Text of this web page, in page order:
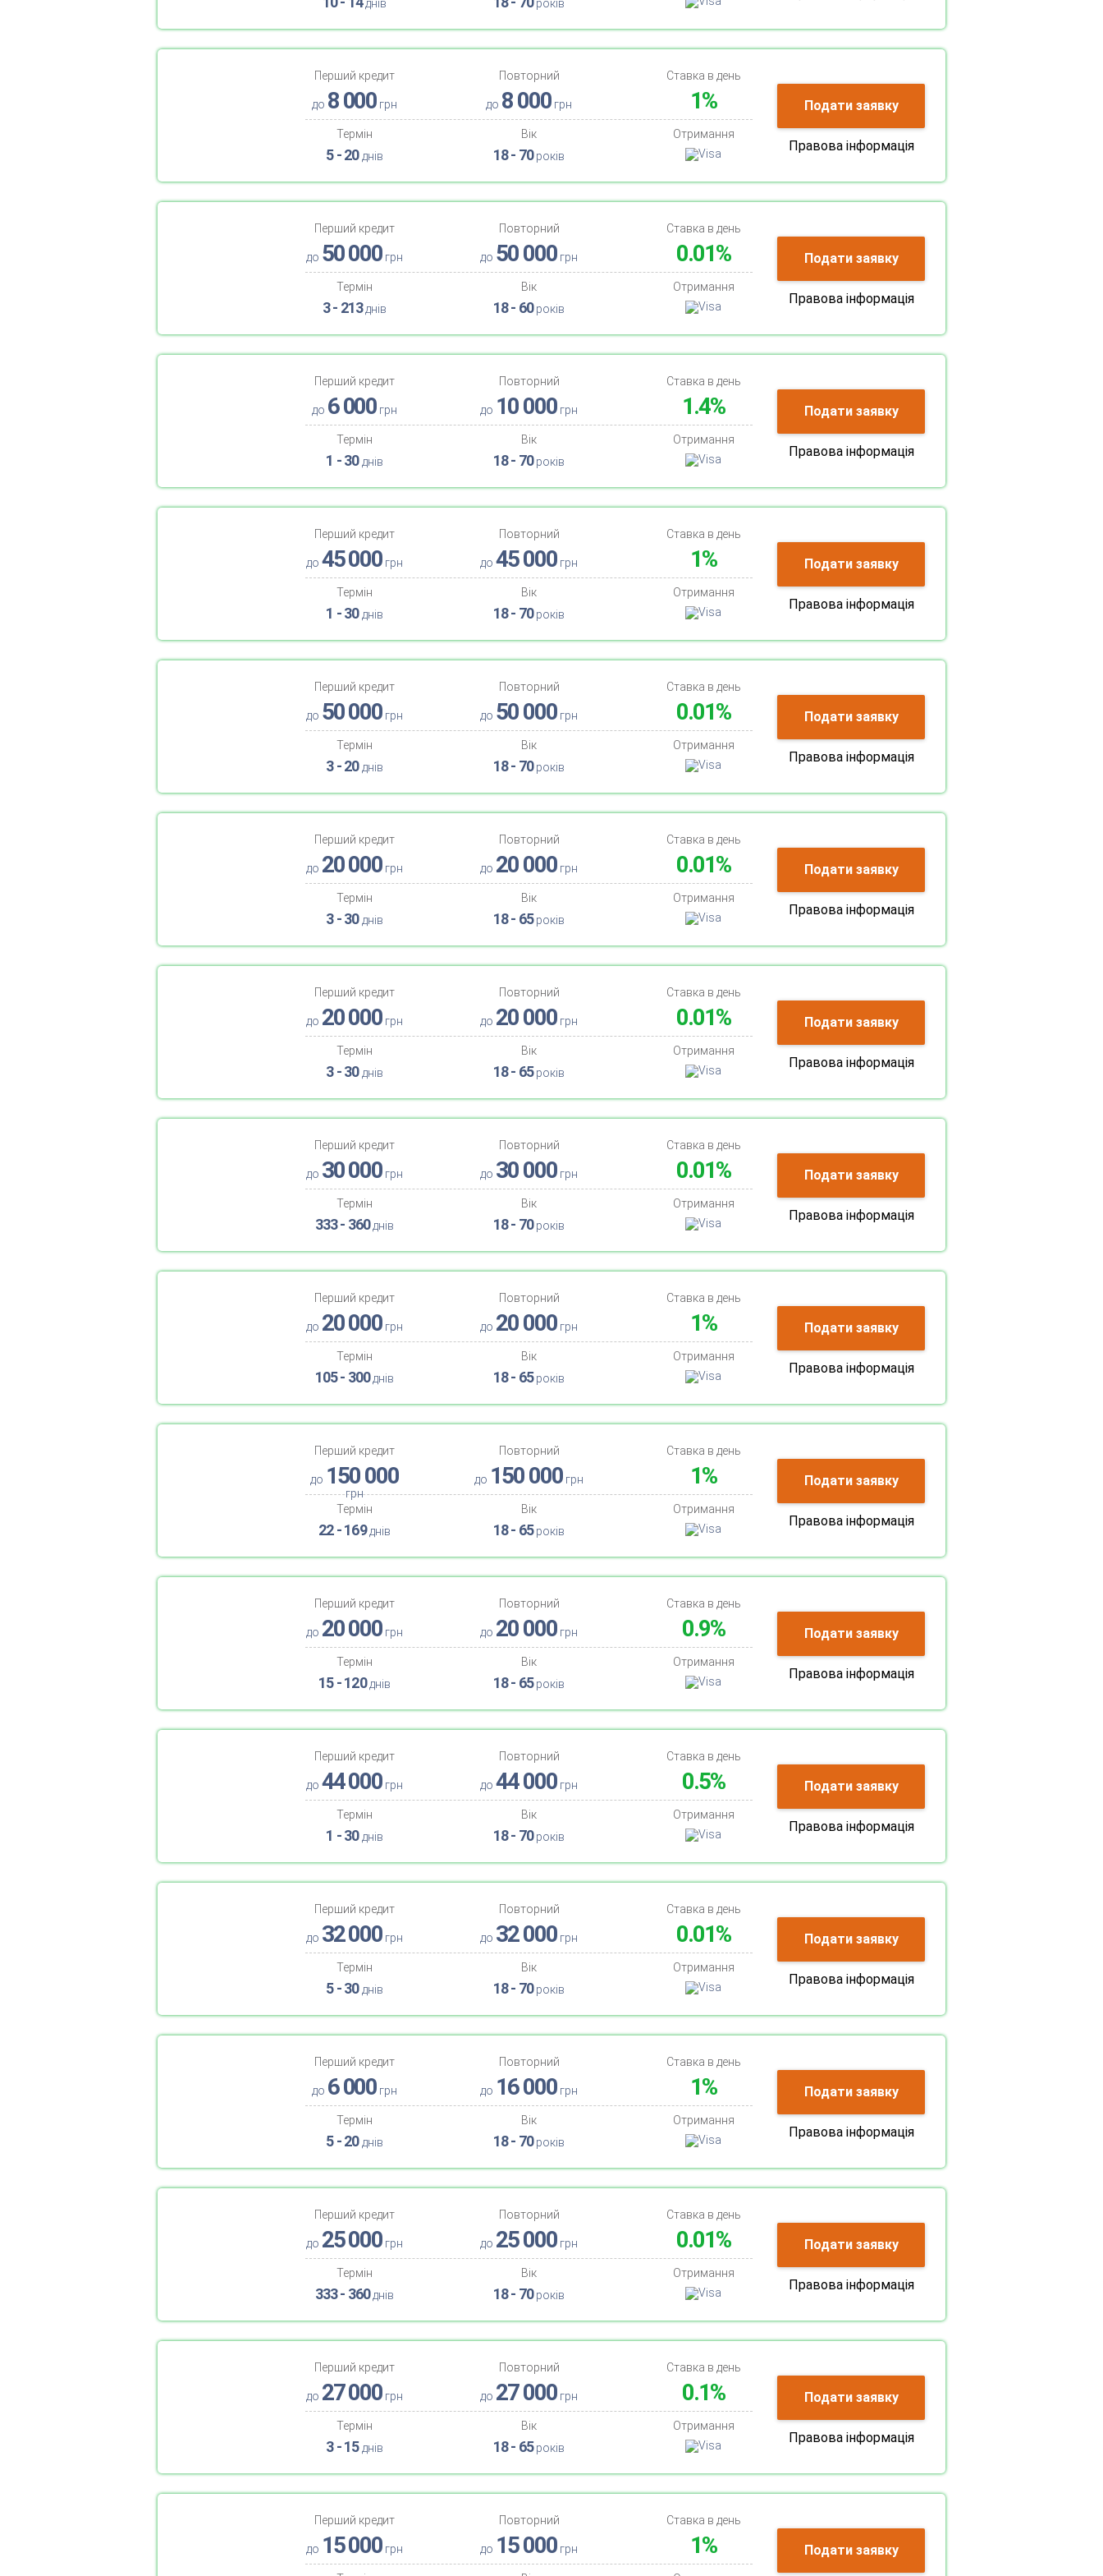
днів років
Перший кредит
до 8 000 грн
Повторний
до 8 000грн
Ставка в день
1%
Термін
5 - 20днів
Вік
18 - 70років
Отримання
Подати заявку
Правова інформація
Перший кредит
до 50 000 грн
Повторний
до 50 000грн
Ставка в день
0.01%
Термін
3 - 213днів
Вік
18 - 60років
Отримання
Подати заявку
Правова інформація
Перший кредит
до 6 000 грн
Повторний
до 10 000грн
Ставка в день
1.4%
Термін
1 - 30днів
Вік
18 - 70років
Отримання
Подати заявку
Правова інформація
Перший кредит
до 45 000 грн
Повторний
до45 000грн
Ставка в день
1%
Термін
1 - 30днів
Вік
18 - 70років
Отримання
Подати заявку
Правова інформація
Перший кредит
до 50 000 грн
Повторний
до 50 000грн
Ставка в день
0.01%
Термін
3 - 20днів
Вік
18 - 70років
Отримання
Подати заявку
Правова інформація
Перший кредит
до 20 000 грн
Повторний
до 20 000грн
Ставка в день
0.01%
Термін
3 - 30днів
Вік
18 - 65років
Отримання
Подати заявку
Правова інформація
Перший кредит
до 20 000 грн
Повторний
до 20 000грн
Ставка в день
0.01%
Термін
3 - 30днів
Вік
18 - 65років
Отримання
Подати заявку
Правова інформація
Перший кредит
до 30 000 грн
Повторний
до 30 000грн
Ставка в день
0.01%
Термін
333 - 360днів
Вік
18 - 70років
Отримання
Подати заявку
Правова інформація
Перший кредит
до 20 000 грн
Повторний
до 20 000грн
Ставка в день
1%
Термін
105 - 300днів
Вік
18 - 65років
Отримання
Подати заявку
Правова інформація
Перший кредит
до 150 000
грн
Повторний
до 150 000грн
Ставка в день
1%
Термін
22 - 169днів
Вік
18 - 65років
Отримання
Подати заявку
Правова інформація
Перший кредит
до 20 000 грн
Повторний
до 20 000грн
Ставка в день
0.9%
Термін
15 - 120днів
Вік
18 - 65років
Отримання
Подати заявку
Правова інформація
Перший кредит
до 44 000 грн
Повторний
до44 000грн
Ставка в день
0.5%
Термін
1 - 30днів
Вік
18 - 70років
Отримання
Подати заявку
Правова інформація
Перший кредит
до 32 000 грн
Повторний
до 32 000грн
Ставка в день
0.01%
Термін
5 - 30днів
Вік
18 - 70років
Отримання
Подати заявку
Правова інформація
Перший кредит
до 6 000 грн
Повторний
до 16 000грн
Ставка в день
1%
Термін
5 - 20днів
Вік
18 - 70років
Отримання
Подати заявку
Правова інформація
Перший кредит
до 25 000 грн
Повторний
до 25 000грн
Ставка в день
0.01%
Термін
333 - 360днів
Вік
18 - 70років
Отримання
Подати заявку
Правова інформація
Перший кредит
до 27 000 грн
Повторний
до 27 000грн
Ставка в день
0.1%
Термін
3 - 15днів
Вік
18 - 65років
Отримання
Подати заявку
Правова інформація
Перший кредит
до 15 000 грн
Повторний
до 15 000грн
Ставка в день
1% Подати заявку